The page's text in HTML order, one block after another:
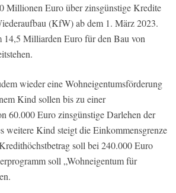
Millionen Euro über zinsgünstige Kredite
(KfW) ab dem 1. März 2023.
14,5 Milliarden Euro für den Bau von
wieder eine Wohneigentumsförderung
Kind sollen bis zu einer
60.000 Euro zinsgünstige Darlehen der
weitere Kind steigt die Einkommensgrenze
soll bei 240.000 Euro
soll „Wohneigentum für